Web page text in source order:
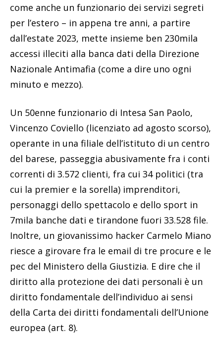
come anche un funzionario dei servizi segreti
per l’estero – in appena tre anni, a partire
dall’estate 2023, mette insieme ben 230mila
accessi illeciti alla banca dati della Direzione
Nazionale Antimafia (come a dire uno ogni
minuto e mezzo).
Un 50enne funzionario di Intesa San Paolo,
Vincenzo Coviello (licenziato ad agosto scorso),
operante in una filiale dell’istituto di un centro
del barese, passeggia abusivamente fra i conti
correnti di 3.572 clienti, fra cui 34 politici (tra
cui la premier e la sorella) imprenditori,
personaggi dello spettacolo e dello sport in
7mila banche dati e tirandone fuori 33.528 file.
Inoltre, un giovanissimo hacker Carmelo Miano
riesce a girovare fra le email di tre procure e le
pec del Ministero della Giustizia. E dire che il
diritto alla protezione dei dati personali è un
diritto fondamentale dell’individuo ai sensi
della Carta dei diritti fondamentali dell’Unione
europea (art. 8).